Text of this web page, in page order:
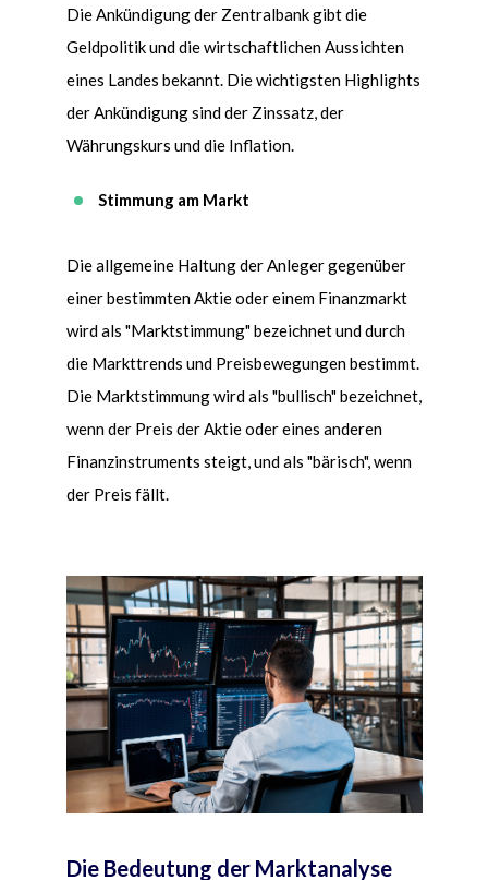
Die Ankündigung der Zentralbank gibt die
Geldpolitik und die wirtschaftlichen Aussichten
eines Landes bekannt. Die wichtigsten Highlights
der Ankündigung sind der Zinssatz, der
Währungskurs und die Inflation.
Stimmung am Markt
Die allgemeine Haltung der Anleger gegenüber
einer bestimmten Aktie oder einem Finanzmarkt
wird als "Marktstimmung" bezeichnet und durch
die Markttrends und Preisbewegungen bestimmt.
Die Marktstimmung wird als "bullisch" bezeichnet,
wenn der Preis der Aktie oder eines anderen
Finanzinstruments steigt, und als "bärisch", wenn
der Preis fällt.
Die Bedeutung der Marktanalyse